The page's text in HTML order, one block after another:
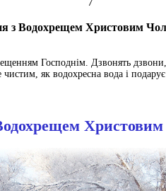
з Водохрещем Христовим
Господнім. Дзвонять дзвони,
як водохресна вода і
Христовим